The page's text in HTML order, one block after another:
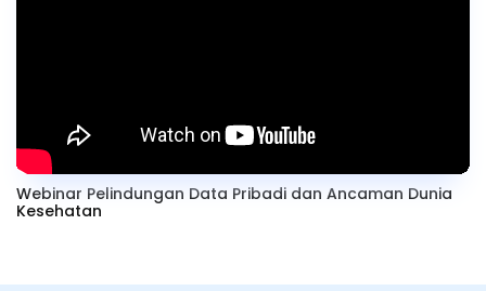
Webinar Pelindungan Data Pribadi dan Ancaman Dunia
Kesehatan